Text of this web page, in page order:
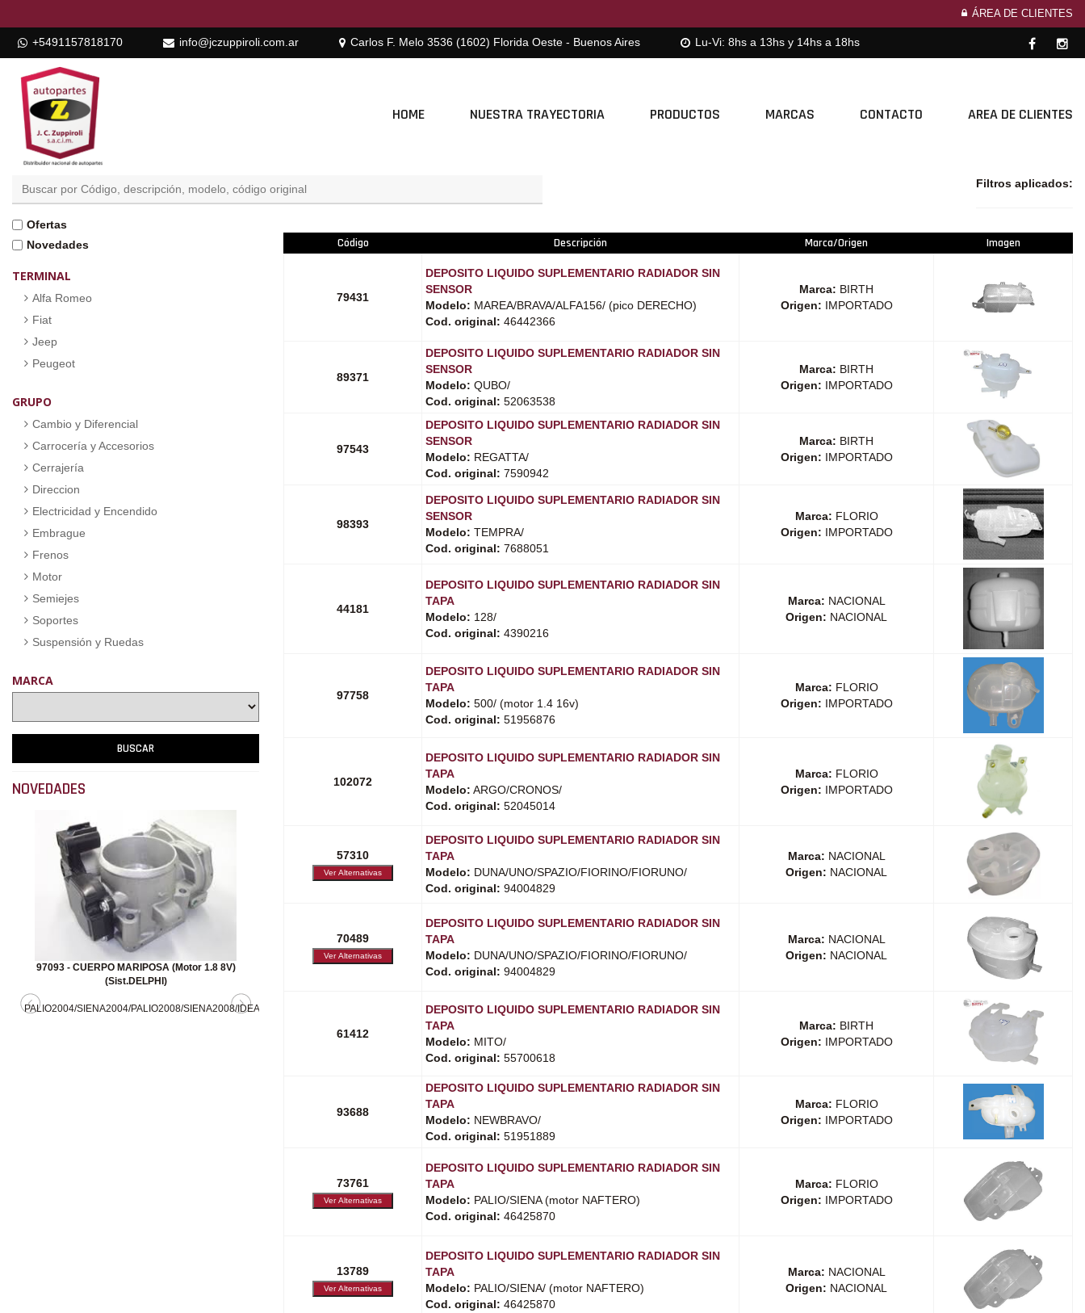
ÁREA DE CLIENTES
+5491157818170 info@jczuppiroli.com.ar Carlos F. Melo 3536 (1602) Florida Oeste - Buenos Aires Lu-Vi: 8hs a 13hs y 14hs a 18hs
HOME NUESTRA TRAYECTORIA PRODUCTOS MARCAS CONTACTO AREA DE CLIENTES
Filtros aplicados:
Ofertas
Novedades
TERMINAL
Alfa Romeo
Fiat
Jeep
Peugeot
GRUPO
Cambio y Diferencial
Carrocería y Accesorios
Cerrajería
Direccion
Electricidad y Encendido
Embrague
Frenos
Motor
Semiejes
Soportes
Suspensión y Ruedas
MARCA
NOVEDADES
91583 - SOPORTE BRAZO SUSPENSION
Código Descripción Marca/Origen Imagen
79431
DEPOSITO LIQUIDO SUPLEMENTARIO RADIADOR SIN
SENSOR
Modelo: MAREA/BRAVA/ALFA156/ (pico DERECHO)
Cod. original: 46442366
Marca: BIRTH
Origen: IMPORTADO
89371
DEPOSITO LIQUIDO SUPLEMENTARIO RADIADOR SIN
SENSOR
Modelo: QUBO/
Cod. original: 52063538
Marca: BIRTH
Origen: IMPORTADO
97543
DEPOSITO LIQUIDO SUPLEMENTARIO RADIADOR SIN
SENSOR
Modelo: REGATTA/
Cod. original: 7590942
Marca: BIRTH
Origen: IMPORTADO
98393
DEPOSITO LIQUIDO SUPLEMENTARIO RADIADOR SIN
SENSOR
Modelo: TEMPRA/
Cod. original: 7688051
Marca: FLORIO
Origen: IMPORTADO
44181
DEPOSITO LIQUIDO SUPLEMENTARIO RADIADOR SIN
TAPA
Modelo: 128/
Cod. original: 4390216
Marca: NACIONAL
Origen: NACIONAL
97758
DEPOSITO LIQUIDO SUPLEMENTARIO RADIADOR SIN
TAPA
Modelo: 500/ (motor 1.4 16v)
Cod. original: 51956876
Marca: FLORIO
Origen: IMPORTADO
102072
DEPOSITO LIQUIDO SUPLEMENTARIO RADIADOR SIN
TAPA
Modelo: ARGO/CRONOS/
Cod. original: 52045014
Marca: FLORIO
Origen: IMPORTADO
57310
DEPOSITO LIQUIDO SUPLEMENTARIO RADIADOR SIN
TAPA
Modelo: DUNA/UNO/SPAZIO/FIORINO/FIORUNO/
Cod. original: 94004829
Marca: NACIONAL
Origen: NACIONAL
70489
DEPOSITO LIQUIDO SUPLEMENTARIO RADIADOR SIN
TAPA
Modelo: DUNA/UNO/SPAZIO/FIORINO/FIORUNO/
Cod. original: 94004829
Marca: NACIONAL
Origen: NACIONAL
61412
DEPOSITO LIQUIDO SUPLEMENTARIO RADIADOR SIN
TAPA
Modelo: MITO/
Cod. original: 55700618
Marca: BIRTH
Origen: IMPORTADO
93688
DEPOSITO LIQUIDO SUPLEMENTARIO RADIADOR SIN
TAPA
Modelo: NEWBRAVO/
Cod. original: 51951889
Marca: FLORIO
Origen: IMPORTADO
73761
DEPOSITO LIQUIDO SUPLEMENTARIO RADIADOR SIN
TAPA
Modelo: PALIO/SIENA (motor NAFTERO)
Cod. original: 46425870
Marca: FLORIO
Origen: IMPORTADO
13789
DEPOSITO LIQUIDO SUPLEMENTARIO RADIADOR SIN
TAPA
Modelo: PALIO/SIENA/ (motor NAFTERO)
Cod. original: 46425870
Marca: NACIONAL
Origen: NACIONAL